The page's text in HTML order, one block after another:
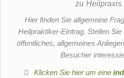
zu Heilpraxis
Hier finden Sie allgemeine
Heilpraktiker-Eintrag. Stellen
öffentliches, allgemeines
Besucher
Klicken Sie hier um eine